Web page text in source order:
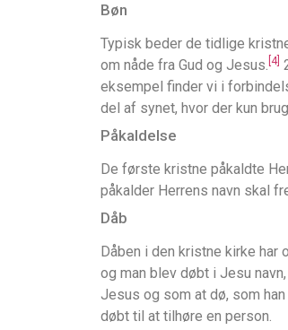
Bøn
Typisk beder de tidlige
om nåde fra Gud og Jesus. [4]
eksempel finder vi i
del af synet, hvor der kun
Påkaldelse
De første kristne påkaldte
påkalder Herrens navn skal
Dåb
Dåben i den kristne kirke
og man blev døbt i Jesu
Jesus og som at dø, som
døbt til at tilhøre en person.